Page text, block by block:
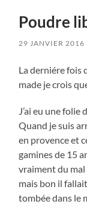
Poudre
29 JANVIER 2016
La derniére fois
made je crois
J’ai eu une
Quand je suis
en provence et
gamines de 15
vraiment du
mais bon il
tombée dans le